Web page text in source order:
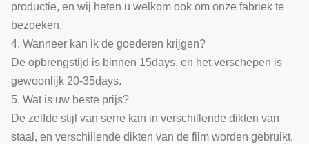
productie, en wij heten u welkom ook om onze fabriek te
bezoeken.
4. Wanneer kan ik de goederen krijgen?
De opbrengstijd is binnen 15days, en het verschepen is
gewoonlijk 20-35days.
5. Wat is uw beste prijs?
De zelfde stijl van serre kan in verschillende dikten van
staal, en verschillende dikten van de film worden gebruikt.